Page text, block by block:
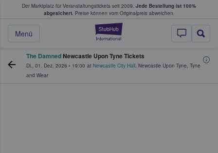
Der Marktplatz für Veranstaltungstickets seit 2009. Jede Bestellung ist 100%
abgesichert. Preise können vom Originalpreis abweichen.
StubHub - Wo
Menü
Tickets kaufen & verkaufen
The Damned Newcastle Upon Tyne Tickets
Di., 01. Dez. 2026 • 19:00 at Newcastle City Hall, Newcastle Upon Tyne, Tyne
and Wear